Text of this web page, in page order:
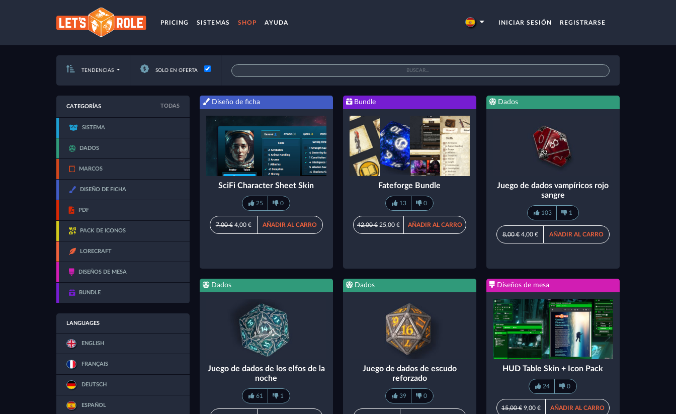
PRICING SISTEMAS SHOP AYUDA INICIAR SESIÓN REGISTRARSE
TENDENCIAS SOLO EN OFERTA
CATEGORÍAS TODAS
SISTEMA
DADOS
MARCOS
DISEÑO DE FICHA
PDF
PACK DE ICONOS
LORECRAFT
DISEÑOS DE MESA
BUNDLE
LANGUAGES
ENGLISH
FRANÇAIS
DEUTSCH
ESPAÑOL
Diseño de ficha
SciFi Character Sheet Skin
25 0
7,00 €4,00 € AÑADIR AL CARRO
Bundle
Fateforge Bundle
13 0
42,00 €25,00 € AÑADIR AL CARRO
Dados
Juego de dados vampíricos rojo
sangre
103 1
8,00 €4,00 € AÑADIR AL CARRO
Dados
Juego de dados de los elfos de la
noche
61 1
Dados
Juego de dados de escudo
reforzado
39 0
Diseños de mesa
HUD Table Skin + Icon Pack
24 0
15,00 €9,00 € AÑADIR AL CARRO